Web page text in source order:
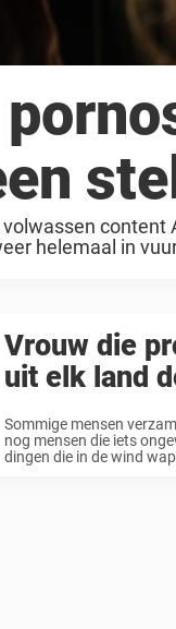
helemaal in
Vrouw die
uit elk land
Sommige mensen
nog mensen die iets
dingen die in de wind